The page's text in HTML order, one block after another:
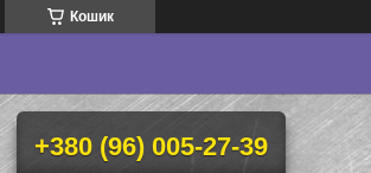
Кошик
+380 (96) 005-27-39